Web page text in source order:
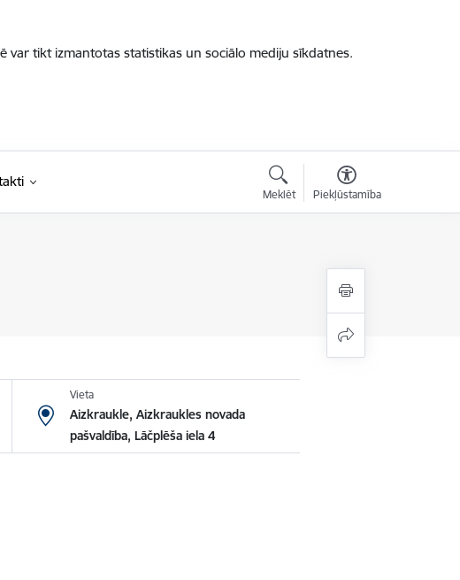
var tikt izmantotas statistikas un sociālo mediju sīkdatnes.
Meklēt Piekļūstamība
Vieta
Aizkraukle, Aizkraukles novada
pašvaldība, Lāčplēša iela 4